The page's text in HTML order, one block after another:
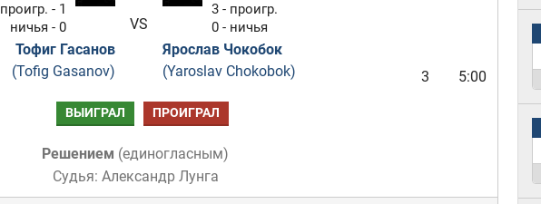
проигр. - 1
ничья - 0
Тофиг Гасанов
(Tofig Gasanov)
VS
3 - проигр.
0 - ничья
Ярослав Чокобок
(Yaroslav Chokobok)
3 5:00
ВЫИГРАЛ ПРОИГРАЛ
Решением (единогласным)
Судья: Александр Лунга